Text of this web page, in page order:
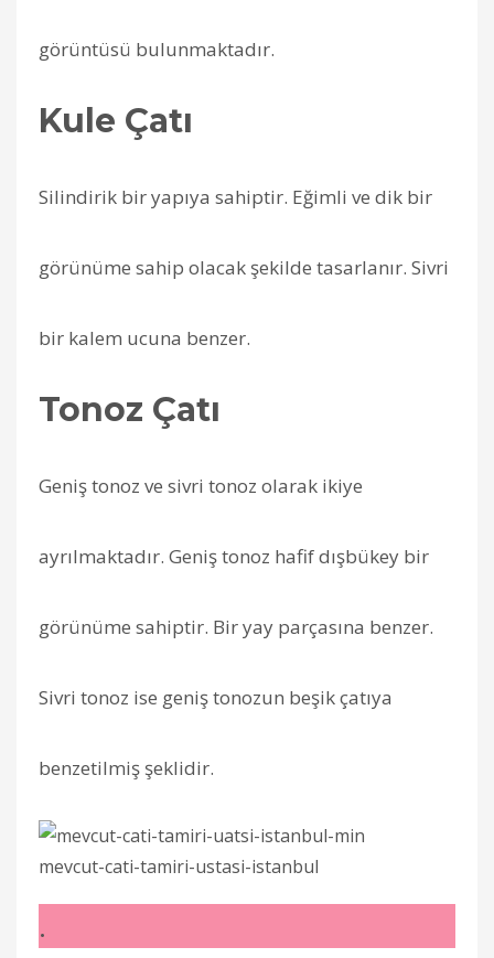
görüntüsü bulunmaktadır.
Kule Çatı
Silindirik bir yapıya sahiptir. Eğimli ve dik bir
görünüme sahip olacak şekilde tasarlanır. Sivri
bir kalem ucuna benzer.
Tonoz Çatı
Geniş tonoz ve sivri tonoz olarak ikiye
ayrılmaktadır. Geniş tonoz hafif dışbükey bir
görünüme sahiptir. Bir yay parçasına benzer.
Sivri tonoz ise geniş tonozun beşik çatıya
benzetilmiş şeklidir.
mevcut-cati-tamiri-ustasi-istanbul
.